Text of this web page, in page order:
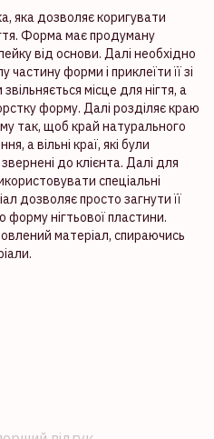
яка дозволяє коригувати
Форма має продуману
від основи. Далі необхідно
частину форми і приклеїти її зі
місце для нігтя, а
форму. Далі розділяє краю
так, щоб край натурального
а вільні краї, які були
до клієнта. Далі для
спеціальні
дозволяє просто загнути її
нігтьової пластини.
матеріал, спираючись